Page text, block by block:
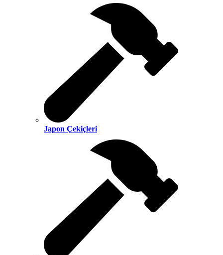
Japon Çekiçleri